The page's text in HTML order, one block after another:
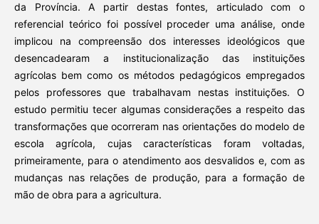
da Província. A partir destas fontes, articulado com o
referencial teórico foi possível proceder uma análise, onde
implicou na compreensão dos interesses ideológicos que
desencadearam a institucionalização das instituições
agrícolas bem como os métodos pedagógicos empregados
pelos professores que trabalhavam nestas instituições. O
estudo permitiu tecer algumas considerações a respeito das
transformações que ocorreram nas orientações do modelo de
escola agrícola, cujas características foram voltadas,
primeiramente, para o atendimento aos desvalidos e, com as
mudanças nas relações de produção, para a formação de
mão de obra para a agricultura.